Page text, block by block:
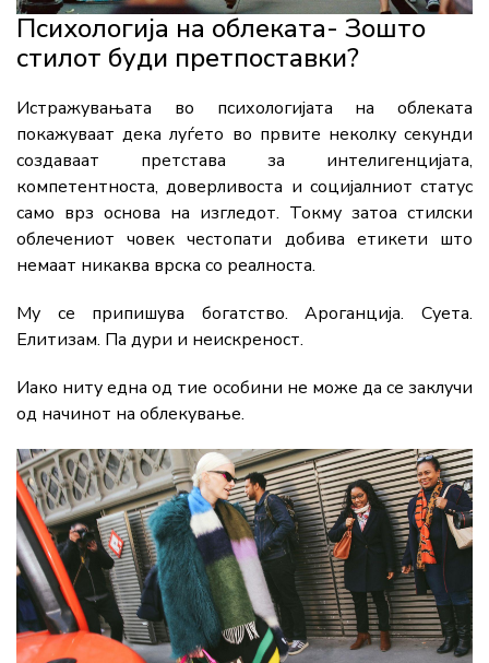
Психологија на облеката- Зошто
стилот буди претпоставки?
Истражувањата во психологијата на облеката
покажуваат дека луѓето во првите неколку секунди
создаваат претстава за интелигенцијата,
компетентноста, доверливоста и социјалниот статус
само врз основа на изгледот. Токму затоа стилски
облечениот човек честопати добива етикети што
немаат никаква врска со реалноста.
Му се припишува богатство. Ароганција. Суета.
Елитизам. Па дури и неискреност.
Иако ниту една од тие особини не може да се заклучи
од начинот на облекување.